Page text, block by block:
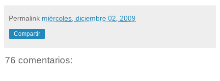
Permalink miércoles, diciembre 02, 2009
Compartir
76 comentarios: